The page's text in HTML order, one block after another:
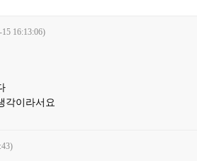
16:13:06)
각이라서요